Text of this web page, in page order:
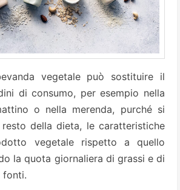
vegetale può sostituire il
di consumo, per esempio nella
o nella merenda, purché si
della dieta, le caratteristiche
vegetale rispetto a quello
la quota giornaliera di grassi e di
fonti.